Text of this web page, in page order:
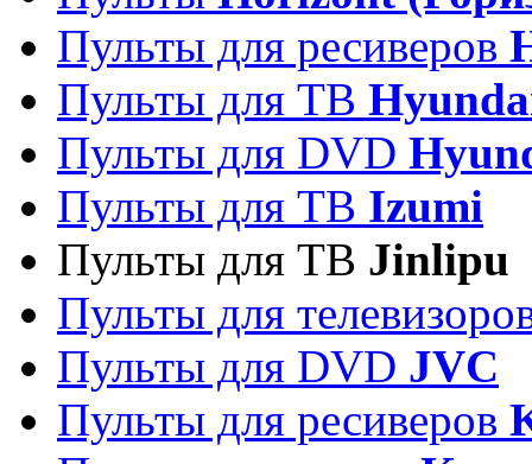
Пульты для ресиверов
Пульты для ТВ
Пульты для DVD
Пульты для ТВ Izumi
Пульты для ТВ Jinlipu
Пульты для
Пульты для DVD JVC
Пульты для ресиверов